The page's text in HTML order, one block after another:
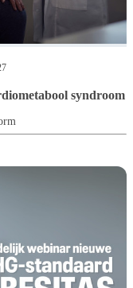
syndroom